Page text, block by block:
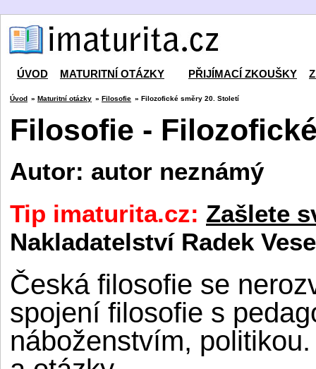
ÚVOD MATURITNÍ OTÁZKY PŘIJÍMACÍ ZKOUŠKY
Úvod » Maturitní otázky » Filosofie » Filozofické směry 20. Století
Filosofie -
Autor: autor neznámý
Tip imaturita.cz: Zašlete
Nakladatelství Radek
Česká filosofie se
spojení filosofie s
náboženstvím,